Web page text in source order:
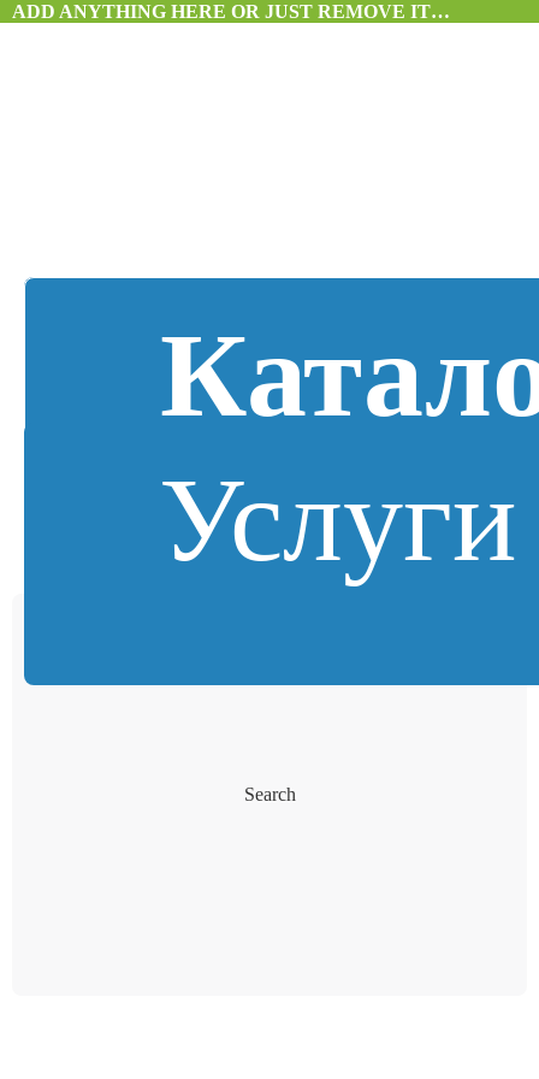
ADD ANYTHING HERE OR JUST REMOVE IT…
Услуги
Search